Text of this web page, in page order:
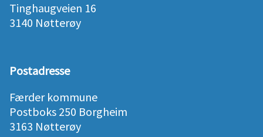
Tinghaugveien 16
3140 Nøtterøy
Postadresse
Færder kommune
Postboks 250 Borgheim
3163 Nøtterøy